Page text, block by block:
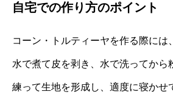
自宅での作り方のポイント
コーン・トルティーヤを作る際には
水で煮て皮を剥き、水で洗ってから
練って生地を形成し、適度に寝かせ